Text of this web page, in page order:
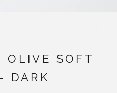
OLIVE SOFT
DARK